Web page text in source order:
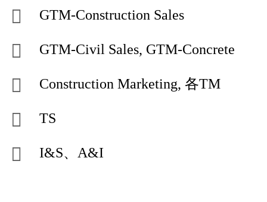
GTM-Construction Sales
GTM-Civil Sales, GTM-Concrete
Construction Marketing, 各TM
TS
I&S、A&I